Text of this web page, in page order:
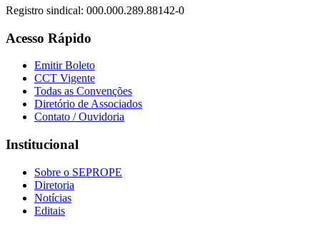
Registro sindical: 000.000.289.88142-0
Acesso Rápido
Emitir Boleto
CCT Vigente
Todas as Convenções
Diretório de Associados
Contato / Ouvidoria
Institucional
Sobre o SEPROPE
Diretoria
Notícias
Editais